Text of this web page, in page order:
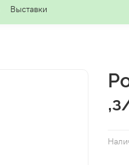
Выставки